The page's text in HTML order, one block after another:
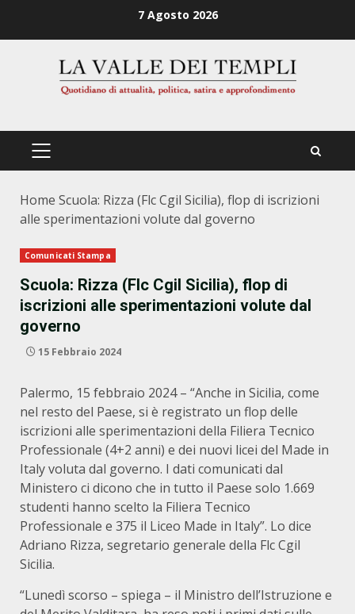
7 Agosto 2026
PRIMÄRES
Home Scuola: Rizza (Flc Cgil Sicilia), flop di iscrizioni
alle sperimentazioni volute dal governo
Comunicati Stampa
Scuola: Rizza (Flc Cgil Sicilia), flop di
iscrizioni alle sperimentazioni volute dal
governo
15 Febbraio 2024
Palermo, 15 febbraio 2024 – “Anche in Sicilia, come
nel resto del Paese, si è registrato un flop delle
iscrizioni alle sperimentazioni della Filiera Tecnico
Professionale (4+2 anni) e dei nuovi licei del Made in
Italy voluta dal governo. I dati comunicati dal
Ministero ci dicono che in tutto il Paese solo 1.669
studenti hanno scelto la Filiera Tecnico
Professionale e 375 il Liceo Made in Italy”. Lo dice
Adriano Rizza, segretario generale della Flc Cgil
Sicilia.
“Lunedì scorso – spiega – il Ministro dell’Istruzione e